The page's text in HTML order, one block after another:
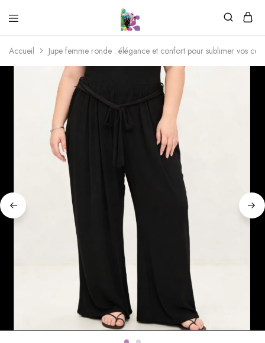
Accueil Jupe femme ronde : élégance et confort pour sublimer vos